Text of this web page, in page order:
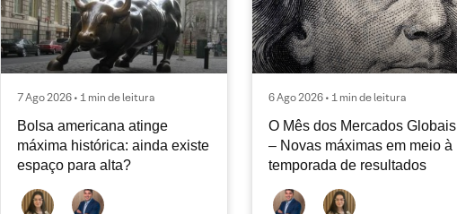
7 Ago 2026 • 1 min de leitura
Bolsa americana atinge
máxima histórica: ainda existe
espaço para alta?
6 Ago 2026 • 1 min de leitura
O Mês dos Mercados Globais
– Novas máximas em meio à
temporada de resultados